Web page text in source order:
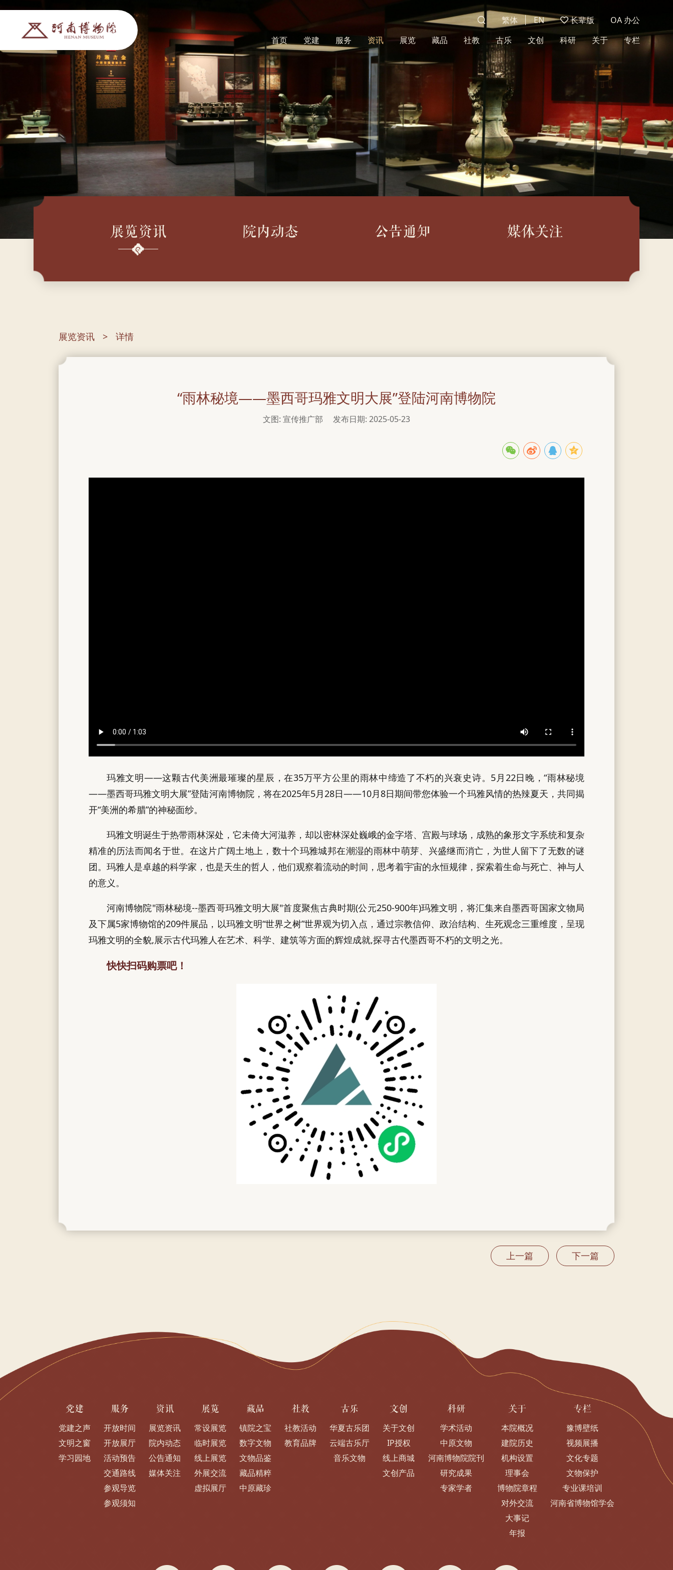
繁体 EN 长辈版
OA 办公
首页
党建 服务 资讯 展览 藏品 社教 古乐 文创 科研 关于 专栏
展览资讯 院内动态 公告通知 媒体关注
展览资讯 详情
“雨林秘境——墨西哥玛雅文明大展”登陆河南博物院
文图: 宣传推广部 发布日期: 2025-05-23
玛雅文明——这颗古代美洲最璀璨的星辰，在35万平方公里的雨林中缔造了不朽的兴衰史诗。5月22日晚，“雨林秘境
——墨西哥玛雅文明大展”登陆河南博物院，将在2025年5月28日——10月8日期间带您体验一个玛雅风情的热辣夏天，共同揭
开“美洲的希腊”的神秘面纱。
玛雅文明诞生于热带雨林深处，它未倚大河滋养，却以密林深处巍峨的金字塔、宫殿与球场，成熟的象形文字系统和复杂
精准的历法而闻名于世。在这片广阔土地上，数十个玛雅城邦在潮湿的雨林中萌芽、兴盛继而消亡，为世人留下了无数的谜
团。玛雅人是卓越的科学家，也是天生的哲人，他们观察着流动的时间，思考着宇宙的永恒规律，探索着生命与死亡、神与人
的意义。
河南博物院"雨林秘境--墨西哥玛雅文明大展"首度聚焦古典时期(公元250-900年)玛雅文明，将汇集来自墨西哥国家文物局
及下属5家博物馆的209件展品，以玛雅文明“世界之树”世界观为切入点，通过宗教信仰、政治结构、生死观念三重维度，呈现
玛雅文明的全貌,展示古代玛雅人在艺术、科学、建筑等方面的辉煌成就,探寻古代墨西哥不朽的文明之光。
快快扫码购票吧！
上一篇 下一篇
党建
党建之声
文明之窗
学习园地
服务
开放时间
开放展厅
活动预告
交通路线
参观导览
参观须知
资讯
展览资讯
院内动态
公告通知
媒体关注
展览
常设展览
临时展览
线上展览
外展交流
虚拟展厅
藏品
镇院之宝
数字文物
文物品鉴
藏品精粹
中原藏珍
社教
社教活动
教育品牌
古乐
华夏古乐团
云端古乐厅
音乐文物
文创
关于文创
IP授权
线上商城
文创产品
科研
学术活动
中原文物
河南博物院院刊
研究成果
专家学者
关于
本院概况
建院历史
机构设置
理事会
博物院章程
对外交流
大事记
年报
专栏
豫博壁纸
视频展播
文化专题
文物保护
专业课培训
河南省博物馆学会